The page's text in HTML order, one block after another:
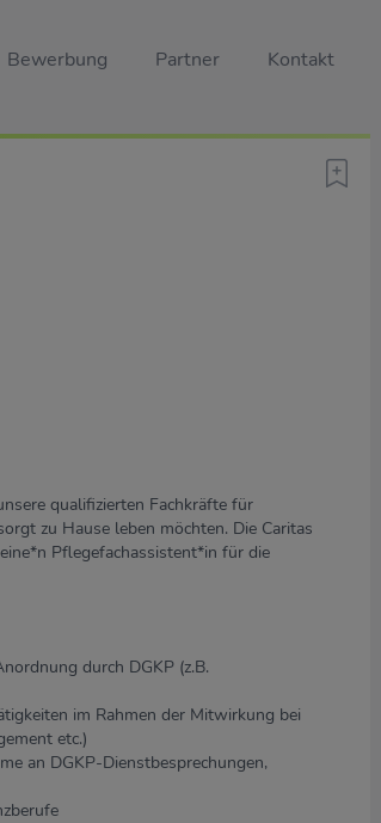
Bewerbung Partner Kontakt
qualifizierten Fachkräfte für
zu Hause leben möchten. Die Caritas
Pflegefachassistent*in für die
durch DGKP (z.B.
im Rahmen der Mitwirkung bei
etc.)
an DGKP-Dienstbesprechungen,